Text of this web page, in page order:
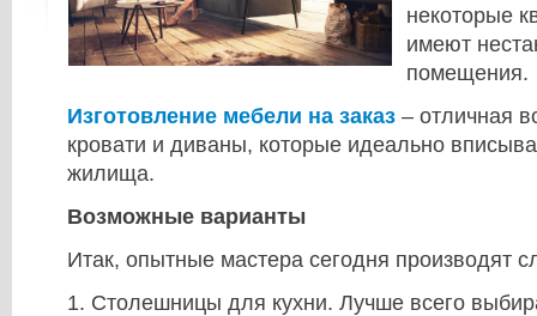
некоторые
имеют
помещения.
Изготовление мебели на заказ – отличная
кровати и диваны, которые идеально
жилища.
Возможные варианты
Итак, опытные мастера сегодня производят
1. Столешницы для кухни. Лучше всего